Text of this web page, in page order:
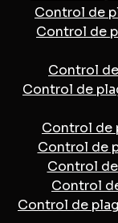
Control de
Control de
Control
Control de
Control de
Control de
Control
Control
Control de